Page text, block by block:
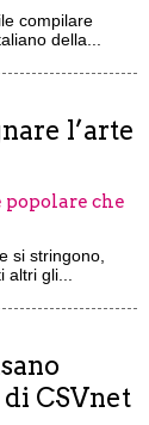
compilare
della...
l’arte
popolare che
si stringono,
gli...
CSVnet